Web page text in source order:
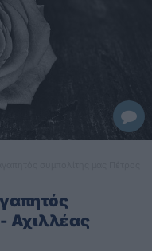
Αχιλλέας